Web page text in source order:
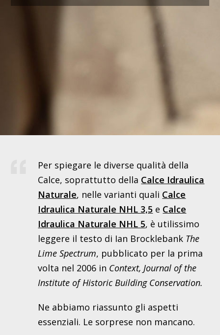
Per spiegare le diverse qualità della
Calce, soprattutto della Calce Idraulica
Naturale, nelle varianti quali Calce
Idraulica Naturale NHL 3,5 e Calce
Idraulica Naturale NHL 5, è utilissimo
leggere il testo di Ian Brocklebank The
Lime Spectrum, pubblicato per la prima
volta nel 2006 in Context, Journal of the
Institute of Historic Building Conservation.
Ne abbiamo riassunto gli aspetti
essenziali. Le sorprese non mancano.